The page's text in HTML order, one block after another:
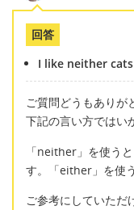
回答
I like neither
ご質問どうもありが
下記の言い方ではい
「neither」を使う
す。「either」を使
ご参考にしていただ